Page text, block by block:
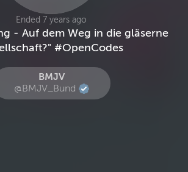
Ended 7 years ago
- Auf dem Weg in die gläserne
#OpenCodes
BMJV
@BMJV_Bund